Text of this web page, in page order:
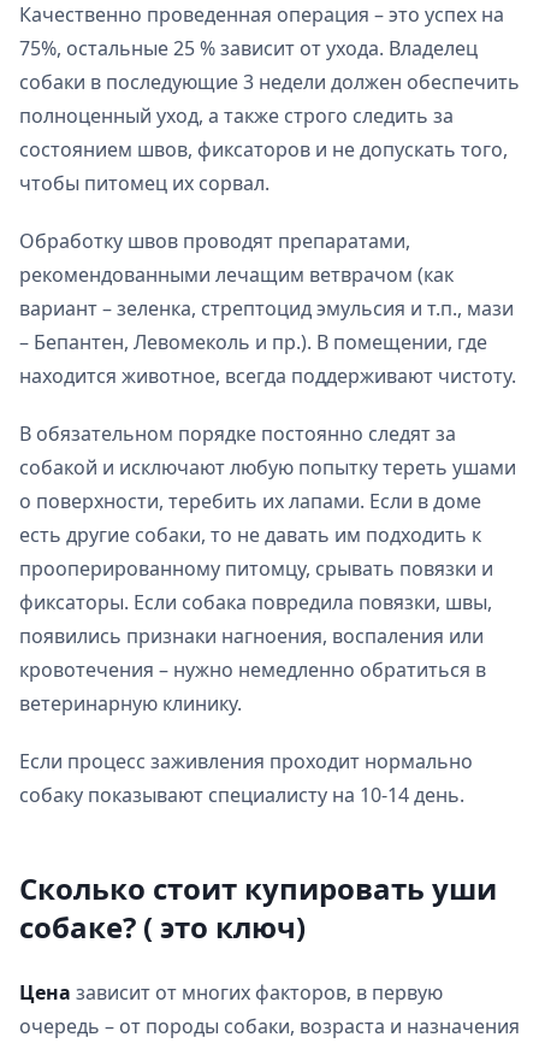
Качественно проведенная операция – это успех на
75%, остальные 25 % зависит от ухода. Владелец
собаки в последующие 3 недели должен обеспечить
полноценный уход, а также строго следить за
состоянием швов, фиксаторов и не допускать того,
чтобы питомец их сорвал.
Обработку швов проводят препаратами,
рекомендованными лечащим ветврачом (как
вариант – зеленка, стрептоцид эмульсия и т.п., мази
– Бепантен, Левомеколь и пр.). В помещении, где
находится животное, всегда поддерживают чистоту.
В обязательном порядке постоянно следят за
собакой и исключают любую попытку тереть ушами
о поверхности, теребить их лапами. Если в доме
есть другие собаки, то не давать им подходить к
прооперированному питомцу, срывать повязки и
фиксаторы. Если собака повредила повязки, швы,
появились признаки нагноения, воспаления или
кровотечения – нужно немедленно обратиться в
ветеринарную клинику.
Если процесс заживления проходит нормально
собаку показывают специалисту на 10-14 день.
Сколько стоит купировать уши
собаке? ( это ключ)
Цена зависит от многих факторов, в первую
очередь – от породы собаки, возраста и назначения